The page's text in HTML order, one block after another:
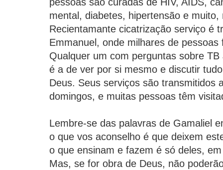
mental, diabetes, hipertensão e muito,
Recientamante cicatrização serviço é
Emmanuel, onde milhares de pessoas
Qualquer um com perguntas sobre
é a de ver por si mesmo e discutir
Deus. Seus serviços são transmitidos
domingos, e muitas pessoas têm
Lembre-se das palavras de Gamaliel
o que vos aconselho é que deixem
o que ensinam e fazem é só deles,
Mas, se for obra de Deus, não